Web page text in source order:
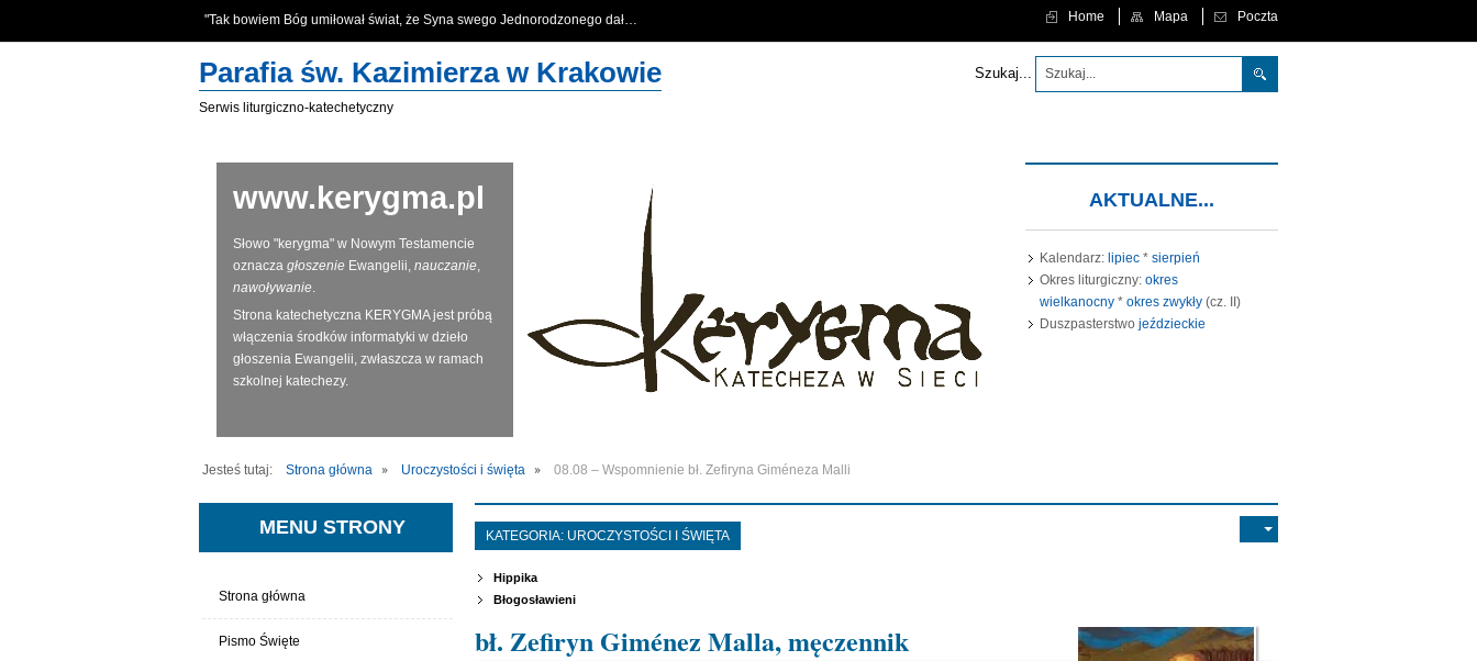
"Tak bowiem Bóg umiłował świat, że Syna swego Jednorodzonego dał… … aby każdy, kto w Niego wierzy, nie zginął, ale miał życie wieczne." (J 3,16)
Home Mapa Poczta
Parafia św. Kazimierza w Krakowie
Serwis liturgiczno-katechetyczny
Szukaj...
www.kerygma.pl
Słowo "kerygma" w Nowym Testamencie
oznacza głoszenieEwangelii, nauczanie,
nawoływanie.
Strona katechetyczna KERYGMA jest próbą
włączenia środków informatyki w dzieło
głoszenia Ewangelii, zwłaszcza w ramach
szkolnej katechezy.
AKTUALNE...
Kalendarz: lipiec* sierpień
Okres liturgiczny: okres
wielkanocny* okres zwykły(cz. II)
Duszpasterstwo jeździeckie
Jesteś tutaj: Strona główna Uroczystości i święta 08.08 – Wspomnienie bł. Zefiryna Giméneza Malli
KATEGORIA: UROCZYSTOŚCI I ŚWIĘTA
Hippika
Błogosławieni
bł. Zefiryn Giménez Malla, męczennik
MENU STRONY
Strona główna
Pismo Święte